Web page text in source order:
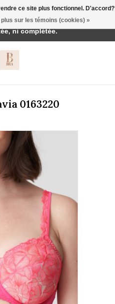
0163220
ce site plus fonctionnel. D'accord?
plus sur les témoins (cookies) »
Toute commande passée
ni complétée.